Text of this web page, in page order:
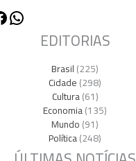
WhatsApp
EDITORIAS
Brasil(225)
Cidade(298)
Cultura(61)
Economia(135)
Mundo(91)
Política(248)